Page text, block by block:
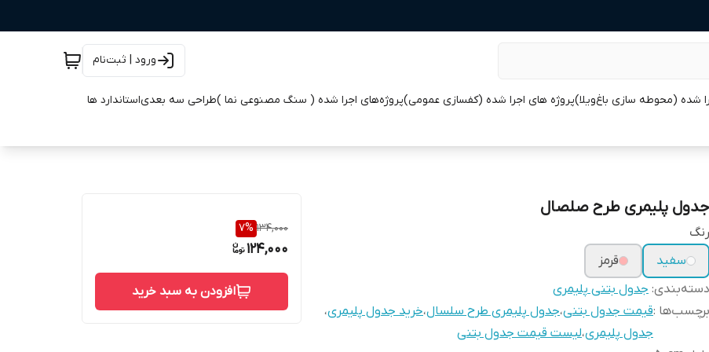
ورود | ثبت‌نام
شده (محوطه سازی باغ‌ویلا)پروژه های اجرا شده (کفسازی عمومی)پروژه‌های اجرا شده ( سنگ مصنوعی نما )طراحی سه بعدیاستاندارد ها
جدول پلیمری طرح صلصال
رنگ
سفید
قرمز
دسته‌بندی: جدول بتنی پلیمری
برچسب‌ها :قیمت جدول بتنی،جدول پلیمری طرح سلسال،خرید جدول پلیمری،
جدول پلیمری،لیست قیمت جدول بتنی
134,000
7%
124,000
افزودن به سبد خرید